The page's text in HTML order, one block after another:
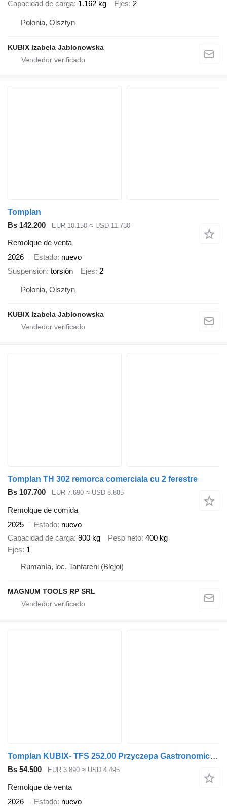
Capacidad de carga 1.162 kg Ejes 2
Polonia, Olsztyn
KUBIX Izabela Jablonowska
Tomplan
Bs 142.200
EUR 10.150 ≈ USD 11.730
Remolque de venta
2026
Estado nuevo
Suspensión torsión Ejes 2
Polonia, Olsztyn
KUBIX Izabela Jablonowska
Tomplan TH 302 remorca comerciala cu 2 ferestre
Bs 107.700
EUR 7.690 ≈ USD 8.885
Remolque de comida
2025
Estado nuevo
Capacidad de carga 900 kg Peso neto 400 kg
Ejes 1
Rumanía, loc. Tantareni (Blejoi)
MAGNUM TOOLS RP SRL
Tomplan KUBIX- TFS 252.00 Przyczepa Gastronomiczna 250x150x200 / Remorq
Bs 54.500 EUR 3.890 ≈ USD 4.495
Remolque de venta
2026
Estado nuevo